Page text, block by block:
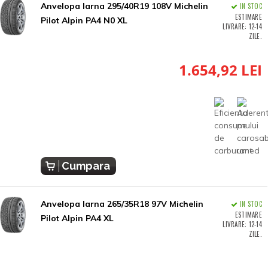
Anvelopa Iarna 295/40R19 108V Michelin
Pilot Alpin PA4 N0 XL
IN STOC
ESTIMARE
LIVRARE: 12-14
ZILE.
1.654,92 LEI
Cumpara
Anvelopa Iarna 265/35R18 97V Michelin
Pilot Alpin PA4 XL
IN STOC
ESTIMARE
LIVRARE: 12-14
ZILE.